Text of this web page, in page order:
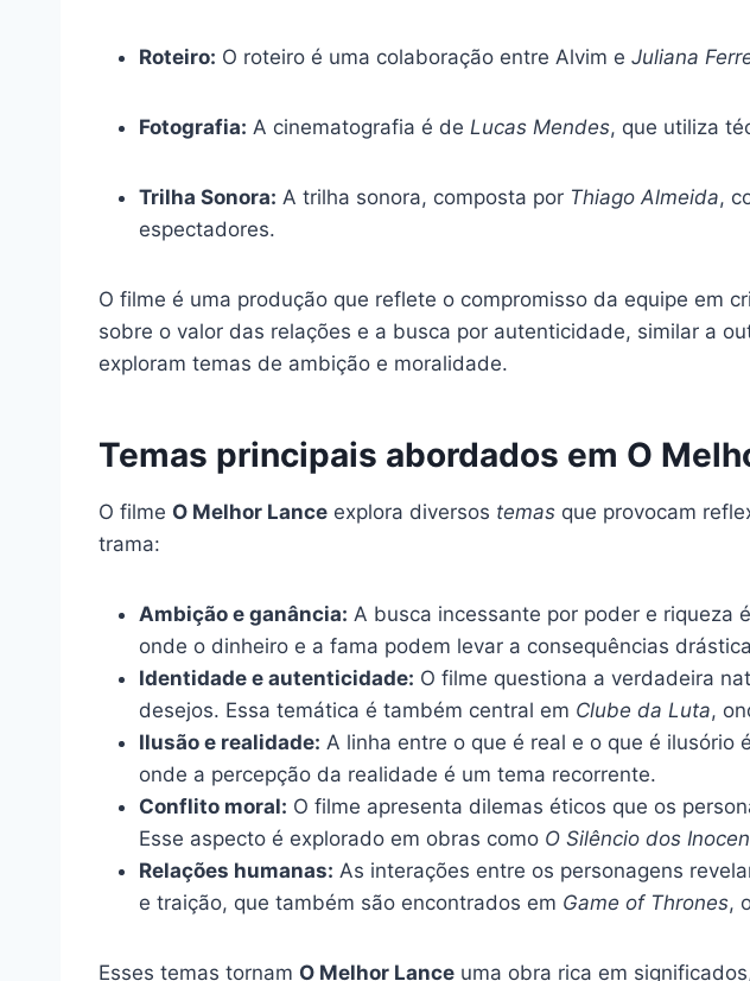
Roteiro: O roteiro é uma colaboração entre Alvim e Juliana
Fotografia: A cinematografia é de Lucas Mendes, que utiliza
Trilha Sonora: A trilha sonora, composta por Thiago Almeida,
espectadores.
O filme é uma produção que reflete o compromisso da equipe em
sobre o valor das relações e a busca por autenticidade, similar a
exploram temas de ambição e moralidade.
Temas principais abordados em O
O filme O Melhor Lance explora diversos temas que provocam
trama:
Ambição e ganância: A busca incessante por poder e riqueza
onde o dinheiro e a fama podem levar a consequências
Identidade e autenticidade: O filme questiona a verdadeira
desejos. Essa temática é também central em Clube da Luta,
Ilusão e realidade: A linha entre o que é real e o que é
onde a percepção da realidade é um tema recorrente.
Conflito moral: O filme apresenta dilemas éticos que os
Esse aspecto é explorado em obras como O Silêncio dos
Relações humanas: As interações entre os personagens
e traição, que também são encontrados em Game of Thrones,
Esses temas tornam O Melhor Lance uma obra rica em